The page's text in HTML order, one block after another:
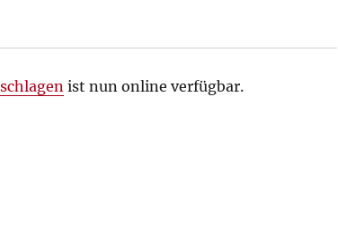
ist nun online verfügbar.